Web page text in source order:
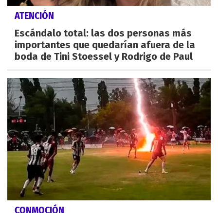
ATENCIÓN
Escándalo total: las dos personas más
importantes que quedarían afuera de la
boda de Tini Stoessel y Rodrigo de Paul
CONMOCIÓN